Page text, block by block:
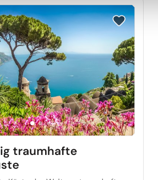
Reise auf
traumhafte